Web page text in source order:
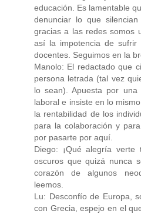
educación. Es lamentable
denunciar lo que
gracias a las redes somos
así la impotencia de sufrir
docentes. Seguimos en la
Manolo: El redactado que
persona letrada (tal vez
lo sean). Apuesta por
laboral e insiste en lo
la rentabilidad de los
para la colaboración y
por pasarte por aquí.
Diego: ¡Qué alegría verte
oscuros que quizá nunca
corazón de algunos
leemos.
Lu: Desconfío de Europa,
con Grecia, espejo en el